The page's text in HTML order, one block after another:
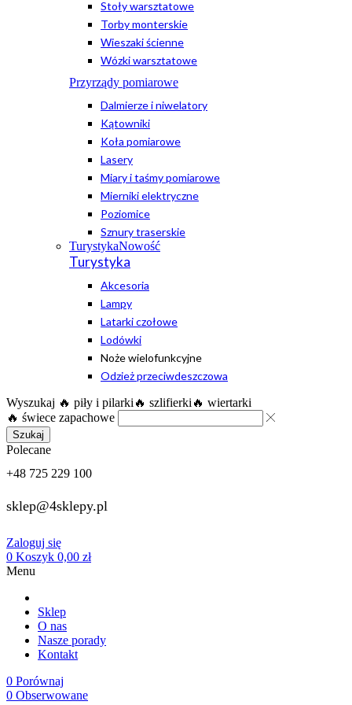
Stoły warsztatowe
Torby monterskie
Wieszaki ścienne
Wózki warsztatowe
Przyrządy pomiarowe
Dalmierze i niwelatory
Kątowniki
Koła pomiarowe
Lasery
Miary i taśmy pomiarowe
Mierniki elektryczne
Poziomice
Sznury traserskie
TurystykaNowość
Turystyka
Akcesoria
Lampy
Latarki czołowe
Lodówki
Noże wielofunkcyjne
Odzież przeciwdeszczowa
Wyszukaj 🔥 piły i pilarki 🔥 szlifierki 🔥 wiertarki
🔥 świece zapachowe
Szukaj
Polecane
+48 725 229 100
sklep@4sklepy.pl
Zaloguj się
0 Koszyk 0,00 zł
Menu
Sklep
O nas
Nasze porady
Kontakt
0 Porównaj
0 Obserwowane